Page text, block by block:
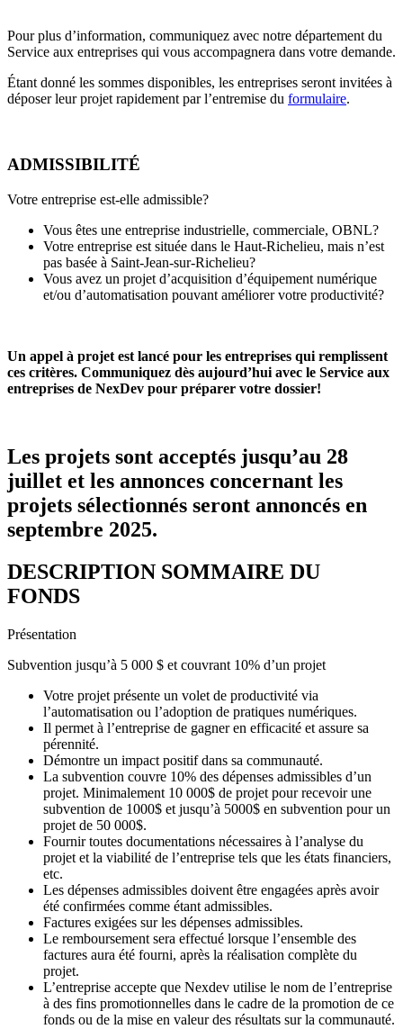
Pour plus d’information, communiquez avec notre département du
Service aux entreprises qui vous accompagnera dans votre demande.
Étant donné les sommes disponibles, les entreprises seront invitées à
déposer leur projet rapidement par l’entremise du formulaire.
ADMISSIBILITÉ
Votre entreprise est-elle admissible?
Vous êtes une entreprise industrielle, commerciale, OBNL?
Votre entreprise est située dans le Haut-Richelieu, mais n’est
pas basée à Saint-Jean-sur-Richelieu?
Vous avez un projet d’acquisition d’équipement numérique
et/ou d’automatisation pouvant améliorer votre productivité?
Un appel à projet est lancé pour les entreprises qui remplissent
ces critères. Communiquez dès aujourd’hui avec le Service aux
entreprises de NexDev pour préparer votre dossier!
Les projets sont acceptés jusqu’au 28
juillet et les annonces concernant les
projets sélectionnés seront annoncés en
septembre 2025.
DESCRIPTION SOMMAIRE DU
FONDS
Présentation
Subvention jusqu’à 5 000 $ et couvrant 10% d’un projet
Votre projet présente un volet de productivité via
l’automatisation ou l’adoption de pratiques numériques.
Il permet à l’entreprise de gagner en efficacité et assure sa
pérennité.
Démontre un impact positif dans sa communauté.
La subvention couvre 10% des dépenses admissibles d’un
projet. Minimalement 10 000$ de projet pour recevoir une
subvention de 1000$ et jusqu’à 5000$ en subvention pour un
projet de 50 000$.
Fournir toutes documentations nécessaires à l’analyse du
projet et la viabilité de l’entreprise tels que les états financiers,
etc.
Les dépenses admissibles doivent être engagées après avoir
été confirmées comme étant admissibles.
Factures exigées sur les dépenses admissibles.
Le remboursement sera effectué lorsque l’ensemble des
factures aura été fourni, après la réalisation complète du
projet.
L’entreprise accepte que Nexdev utilise le nom de l’entreprise
à des fins promotionnelles dans le cadre de la promotion de ce
fonds ou de la mise en valeur des résultats sur la communauté.